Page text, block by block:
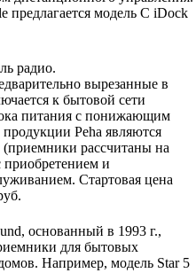
предлагается модель C iDock
радио.
вырезанные в
к бытовой сети
питания с понижающим
Рeha являются
рассчитаны на
и
Стартовая цена
основанный в 1993 г.,
для бытовых
Например, модель Star 5